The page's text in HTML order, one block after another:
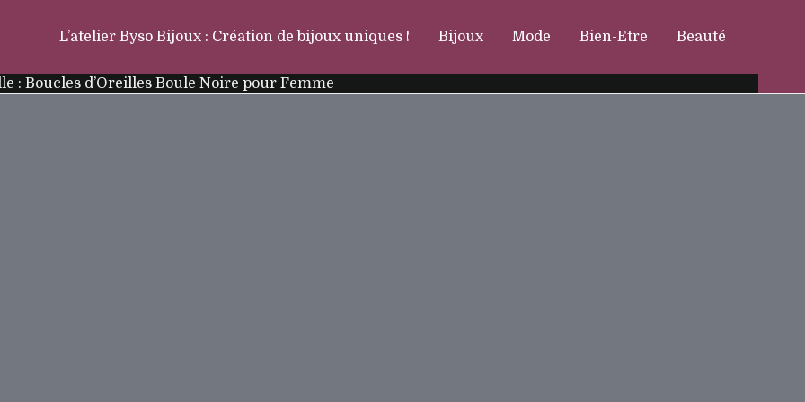
L’atelier Byso Bijoux : Création de bijoux uniques ! Bijoux Mode Bien-Etre Beauté
: Boucles d’Oreilles Boule Noire pour Femme